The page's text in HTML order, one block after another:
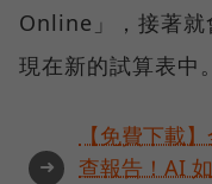
Online」，接著就
現在新的試算表中。
➜
【免費下載
查報告！AI